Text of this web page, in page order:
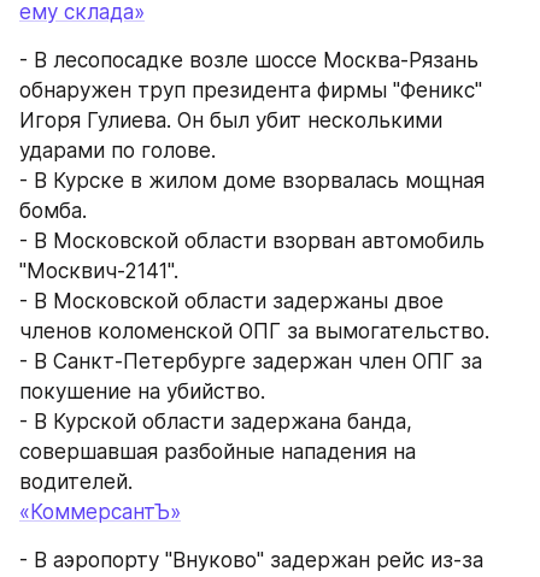
ему склада»
- В лесопосадке возле шоссе Москва-Рязань
обнаружен труп президента фирмы "Феникс"
Игоря Гулиева. Он был убит несколькими
ударами по голове.
- В Курске в жилом доме взорвалась мощная
бомба.
- В Московской области взорван автомобиль
"Москвич-2141".
- В Московской области задержаны двое
членов коломенской ОПГ за вымогательство.
- В Санкт-Петербурге задержан член ОПГ за
покушение на убийство.
- В Курской области задержана банда,
совершавшая разбойные нападения на
водителей.
«КоммерсантЪ»
- В аэропорту "Внуково" задержан рейс из-за